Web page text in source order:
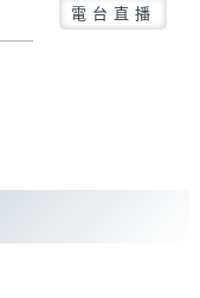
電台直播